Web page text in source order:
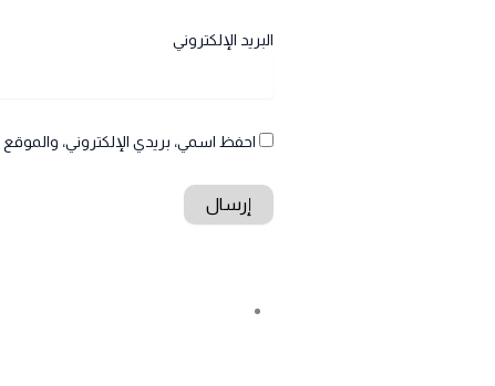
البريد الإلكتروني
احفظ اسمي، بريدي الإلكتروني،